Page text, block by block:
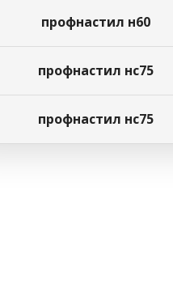
профнастил н60
профнастил нс75
профнастил нс75